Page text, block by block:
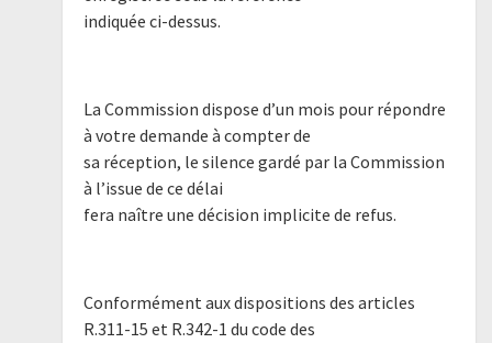
indiquée ci-dessus.
La Commission dispose d’un mois pour répondre
à votre demande à compter de
sa réception, le silence gardé par la Commission
à l’issue de ce délai
fera naître une décision implicite de refus.
Conformément aux dispositions des articles
R.311-15 et R.342-1 du code des